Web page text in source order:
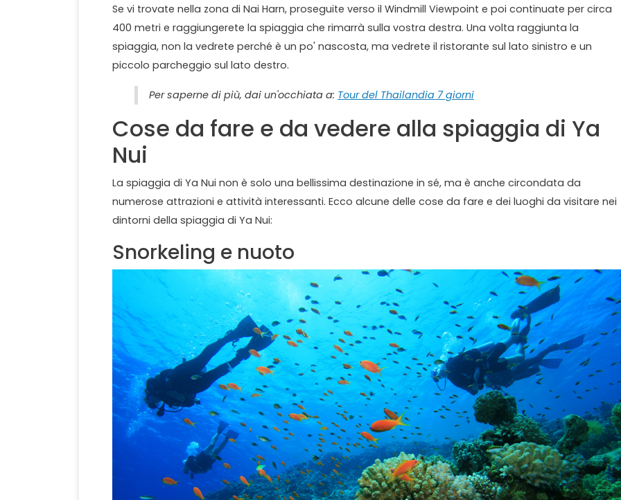
Se vi trovate nella zona di Nai Harn, proseguite verso il Windmill Viewpoint e poi continuate per circa
400 metri e raggiungerete la spiaggia che rimarrà sulla vostra destra. Una volta raggiunta la
spiaggia, non la vedrete perché è un po' nascosta, ma vedrete il ristorante sul lato sinistro e un
piccolo parcheggio sul lato destro.
Per saperne di più, dai un'occhiata a: Tour del Thailandia 7 giorni
Cose da fare e da vedere alla spiaggia di Ya
Nui
La spiaggia di Ya Nui non è solo una bellissima destinazione in sé, ma è anche circondata da
numerose attrazioni e attività interessanti. Ecco alcune delle cose da fare e dei luoghi da visitare nei
dintorni della spiaggia di Ya Nui:
Snorkeling e nuoto